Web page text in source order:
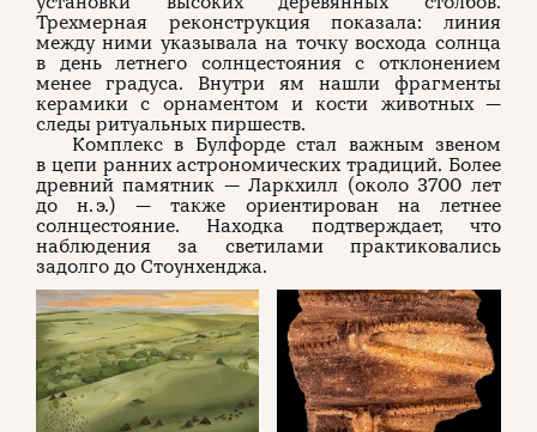
Трехмерная реконструкция показала: линия
между ними указывала на точку восхода солнца
в день летнего солнцестояния с отклонением
менее градуса. Внутри ям нашли фрагменты
керамики с орнаментом и кости животных —
следы ритуальных пиршеств.
Комплекс в Булфорде стал важным звеном
в цепи ранних астрономических традиций. Более
древний памятник — Ларкхилл (около 3700 лет
до н. э.) — также ориентирован на летнее
солнцестояние. Находка подтверждает, что
наблюдения за светилами практиковались
задолго до Стоунхенджа.
Подписаться на журнал
Пользовательское соглашение
Политика конфиденциальности
(c) ЧТИВО 2026. Все права защищены
Разработка:Astroshock